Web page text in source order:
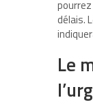
délais.
Le